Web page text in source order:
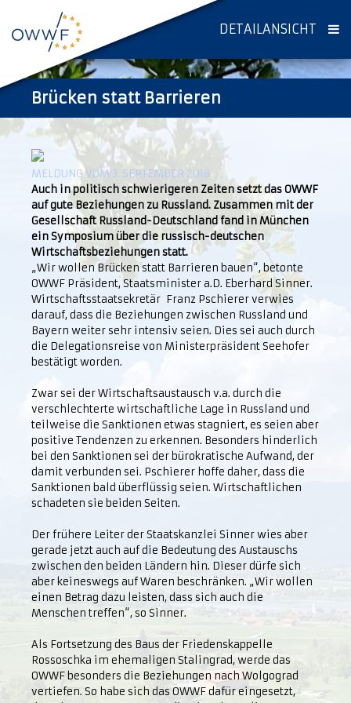
DETAILANSICHT
Brücken statt Barrieren
MELDUNG VOM 3. SEPTEMBER 2018
Auch in politisch schwierigeren Zeiten setzt das OWWF
auf gute Beziehungen zu Russland. Zusammen mit der
Gesellschaft Russland-Deutschland fand in München
ein Symposium über die russisch-deutschen
Wirtschaftsbeziehungen statt.
„Wir wollen Brücken statt Barrieren bauen“, betonte
OWWF Präsident, Staatsminister a.D. Eberhard Sinner.
Wirtschaftsstaatsekretär Franz Pschierer verwies
darauf, dass die Beziehungen zwischen Russland und
Bayern weiter sehr intensiv seien. Dies sei auch durch
die Delegationsreise von Ministerpräsident Seehofer
bestätigt worden.
Zwar sei der Wirtschaftsaustausch v.a. durch die
verschlechterte wirtschaftliche Lage in Russland und
teilweise die Sanktionen etwas stagniert, es seien aber
positive Tendenzen zu erkennen. Besonders hinderlich
bei den Sanktionen sei der bürokratische Aufwand, der
damit verbunden sei. Pschierer hoffe daher, dass die
Sanktionen bald überflüssig seien. Wirtschaftlichen
schadeten sie beiden Seiten.
Der frühere Leiter der Staatskanzlei Sinner wies aber
gerade jetzt auch auf die Bedeutung des Austauschs
zwischen den beiden Ländern hin. Dieser dürfe sich
aber keineswegs auf Waren beschränken. „Wir wollen
einen Betrag dazu leisten, dass sich auch die
Menschen treffen“, so Sinner.
Als Fortsetzung des Baus der Friedenskappelle
Rossoschka im ehemaligen Stalingrad, werde das
OWWF besonders die Beziehungen nach Wolgograd
vertiefen. So habe sich das OWWF dafür eingesetzt,